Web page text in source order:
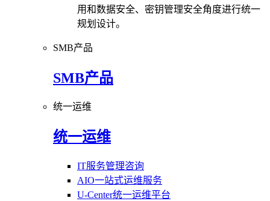
用和数据安全、密钥管理安全角度进行统一
规划设计。
SMB产品
SMB产品
统一运维
统一运维
IT服务管理咨询
AIO一站式运维服务
U-Center统一运维平台